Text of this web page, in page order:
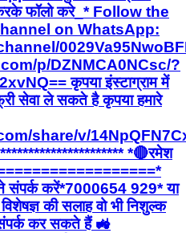
फॉलो करे_* Follow the
on WhatsApp:
p/DZNMCA0NCsc/?
कृपया इंस्टाग्राम में
सेवा ले सकते है कृपया हमारे
share/v/
*🔴रमेश
संपर्क करें*7000654 929* या
की सलाह वो भी निशुल्क
कर सकते हैं 🚜